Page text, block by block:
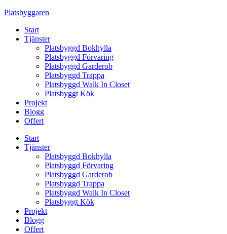
Skip
content
Platsbyggaren
Start
Tjänster
Platsbyggd Bokhylla
Platsbyggd Förvaring
Platsbyggd Garderob
Platsbyggd Trappa
Platsbyggd Walk In Closet
Platsbyggt Kök
Projekt
Blogg
Offert
Start
Tjänster
Platsbyggd Bokhylla
Platsbyggd Förvaring
Platsbyggd Garderob
Platsbyggd Trappa
Platsbyggd Walk In Closet
Platsbyggt Kök
Projekt
Blogg
Offert